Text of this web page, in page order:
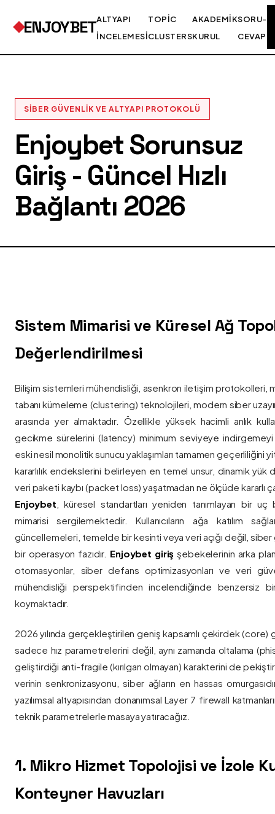
ENJOYBETALTYAPI
İNCELEMESI
TOPIC
CLUSTERS
AKADEMIK
KURUL
SORU-
CEVAP
SIBER GÜVENLIK VE ALTYAPI PROTOKOLÜ
Enjoybet Sorunsuz
Giriş - Güncel Hızlı
Bağlantı 2026
Sistem Mimarisi ve Küresel Ağ
Değerlendirilmesi
Bilişim sistemleri mühendisliği, asenkron iletişim protokolleri,
tabanı kümeleme (clustering) teknolojileri, modern siber
arasında yer almaktadır. Özellikle yüksek hacimli anlık
gecikme sürelerini (latency) minimum seviyeye
eski nesil monolitik sunucu yaklaşımları tamamen geçerliliğini
kararlılık endekslerini belirleyen en temel unsur, dinamik yük
veri paketi kaybı (packet loss) yaşatmadan ne ölçüde kararlı
Enjoybet , küresel standartları yeniden tanımlayan bir
mimarisi sergilemektedir. Kullanıcıların ağa katılım
güncellemeleri, temelde bir kesinti veya veri açığı değil, siber
bir operasyon fazıdır. Enjoybet giriş şebekelerinin arka
otomasyonlar, siber defans optimizasyonları ve veri
mühendisliği perspektifinden incelendiğinde benzersiz
koymaktadır.
2026 yılında gerçekleştirilen geniş kapsamlı çekirdek
sadece hız parametrelerini değil, aynı zamanda oltalama
geliştirdiği anti-fragile (kırılgan olmayan) karakterini de
verinin senkronizasyonu, siber ağların en hassas
yazılımsal altyapısından donanımsal Layer 7 firewall
teknik parametrelerle masaya yatıracağız.
1. Mikro Hizmet Topolojisi ve İzole
Konteyner Havuzları